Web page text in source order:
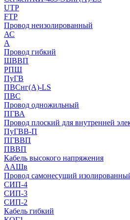
UTP
FTP
Провод неизолированный
АС
А
Провод гибкий
ШВВП
РПШ
ПуГВ
ПВСнг(А)-LS
ПВС
Провод одножильный
ПГВА
Провод плоский для внутренней
ПуГВВ-П
ПГВВП
ПВВП
Кабель высокого напряжения
ААШв
Провод самонесущий
СИП-4
СИП-3
СИП-2
Кабель гибкий